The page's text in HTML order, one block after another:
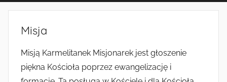
Misja
Misją Karmelitanek Misjonarek jest głoszenie
piękna Kościoła poprzez ewangelizację i